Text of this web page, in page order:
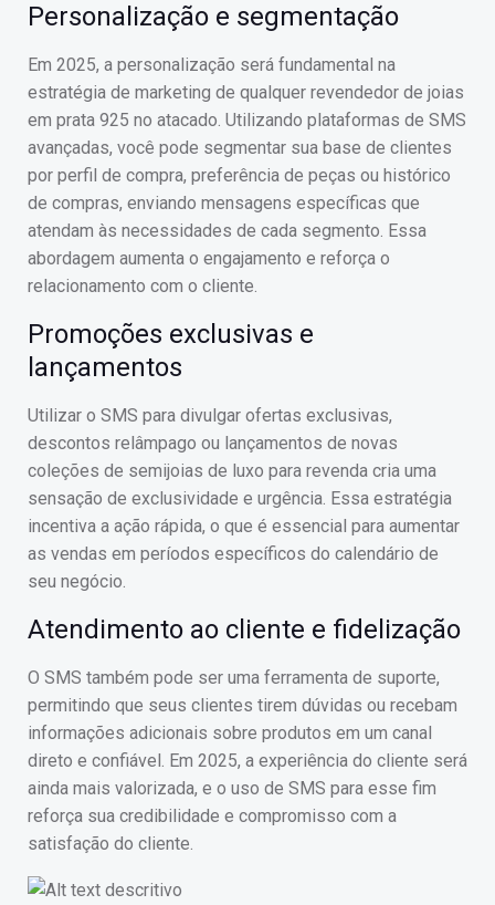
Personalização e segmentação
Em 2025, a personalização será fundamental na
estratégia de marketing de qualquer revendedor de joias
em prata 925 no atacado. Utilizando plataformas de SMS
avançadas, você pode segmentar sua base de clientes
por perfil de compra, preferência de peças ou histórico
de compras, enviando mensagens específicas que
atendam às necessidades de cada segmento. Essa
abordagem aumenta o engajamento e reforça o
relacionamento com o cliente.
Promoções exclusivas e
lançamentos
Utilizar o SMS para divulgar ofertas exclusivas,
descontos relâmpago ou lançamentos de novas
coleções de semijoias de luxo para revenda cria uma
sensação de exclusividade e urgência. Essa estratégia
incentiva a ação rápida, o que é essencial para aumentar
as vendas em períodos específicos do calendário de
seu negócio.
Atendimento ao cliente e fidelização
O SMS também pode ser uma ferramenta de suporte,
permitindo que seus clientes tirem dúvidas ou recebam
informações adicionais sobre produtos em um canal
direto e confiável. Em 2025, a experiência do cliente será
ainda mais valorizada, e o uso de SMS para esse fim
reforça sua credibilidade e compromisso com a
satisfação do cliente.